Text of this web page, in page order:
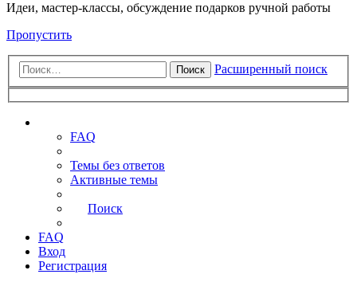
Идеи, мастер-классы, обсуждение подарков ручной работы
Пропустить
Поиск Расширенный поиск
FAQ
Темы без ответов
Активные темы
Поиск
FAQ
Вход
Регистрация